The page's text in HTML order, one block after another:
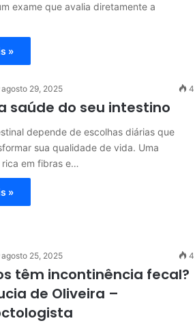
exame que avalia diretamente a
»
agosto 29, 2025 4
saúde do seu intestino
depende de escolhas diárias que
sua qualidade de vida. Uma
em fibras e…
»
agosto 25, 2025 4
têm incontinência fecal?
de Oliveira –